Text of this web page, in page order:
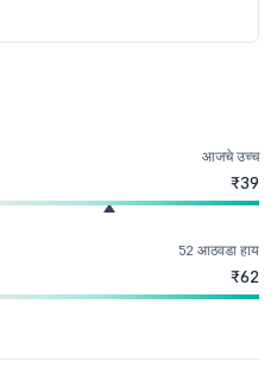
आजचे उच्च
₹39
52 आठवडा हाय
₹62